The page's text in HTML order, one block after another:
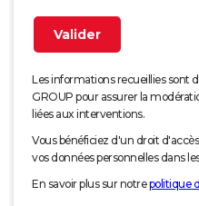
Les informations recueillies sont
GROUP pour assurer la
liées aux interventions.
Vous bénéficiez d'un droit
vos données personnelles dans
En savoir plus sur notrepolitique